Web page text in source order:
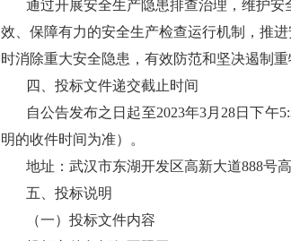
通过开展安全生产隐患排查治理，维护
效、保障有力的安全生产检查运行机制，推
时消除重大安全隐患，有效防范和坚决遏制重
四、投标文件递交截止时间
自公告发布之日起至2023年3月28日下午
明的收件时间为准）。
地址：武汉市东湖开发区高新大道888号
五、投标说明
（一）投标文件内容